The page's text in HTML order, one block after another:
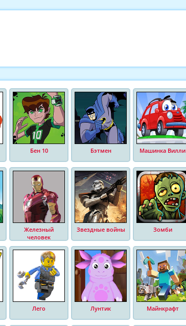
Бен 10 Бэтмен Машинка Вилли
Железный
человек
Звездные войны Зомби
Лего Лунтик Майнкрафт